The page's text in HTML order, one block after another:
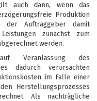
auch dann, wenn das
Produktion
der Auftraggeber damit
zunächst zum
werden.
Veranlassung des
dadurch verursachten
im Falle einer
Herstellungsprozesses
Als nachträgliche